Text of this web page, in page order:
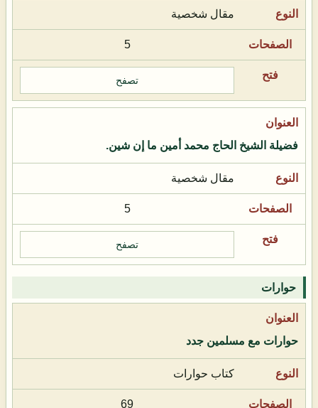
مقال شخصية
5
تصفح
فضيلة الشيخ الحاج محمد أمين ما إن شين.
مقال شخصية
5
تصفح
حوارات
حوارات مع مسلمين جدد
كتاب حوارات
69